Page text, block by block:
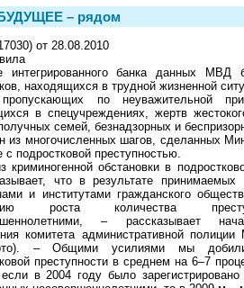
– рядом
от 28.08.2010
интегрированного банка данных МВД
находящихся в трудной жизненной
по неуважительной
в спецучреждениях, жертв
семей, безнадзорных и
из многочисленных шагов, сделанных
с подростковой преступностью.
криминогенной обстановки в
что в результате
и институтами гражданского
роста количества
– рассказывает
комитета административной
– Общими усилиями мы
преступности в среднем на 6–7
в 2004 году было